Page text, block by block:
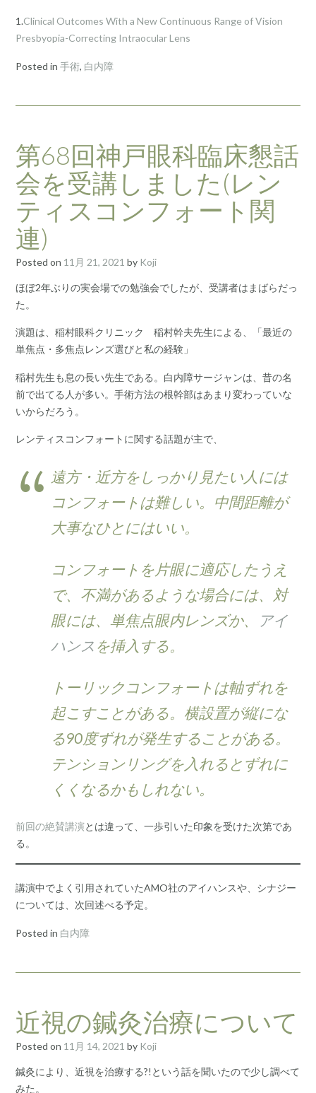
1.Clinical Outcomes With a New Continuous Range of Vision
Presbyopia-Correcting Intraocular Lens
Posted in 手術, 白内障
第68回神戸眼科臨床懇話
会を受講しました(レン
ティスコンフォート関
連)
Posted on 11月 21, 2021 by Koji
ほぼ2年ぶりの実会場での勉強会でしたが、受講者はまばらだっ
た。
演題は、稲村眼科クリニック 稲村幹夫先生による、「最近の
単焦点・多焦点レンズ選びと私の経験」
稲村先生も息の長い先生である。白内障サージャンは、昔の名
前で出てる人が多い。手術方法の根幹部はあまり変わっていな
いからだろう。
レンティスコンフォートに関する話題が主で、
遠方・近方をしっかり見たい人には
コンフォートは難しい。中間距離が
大事なひとにはいい。
コンフォートを片眼に適応したうえ
で、不満があるような場合には、対
眼には、単焦点眼内レンズか、
アイ
ハンス を挿入する。
トーリックコンフォートは軸ずれを
起こすことがある。横設置が縦にな
る90度ずれが発生することがある。
テンションリングを入れるとずれに
くくなるかもしれない。
前回の絶賛講演とは違って、一歩引いた印象を受けた次第であ
る。
講演中でよく引用されていたAMO社のアイハンスや、シナジー
については、次回述べる予定。
Posted in 白内障
近視の鍼灸治療について
Posted on 11月 14, 2021 by Koji
鍼灸により、近視を治療する?!という話を聞いたので少し調べて
みた。